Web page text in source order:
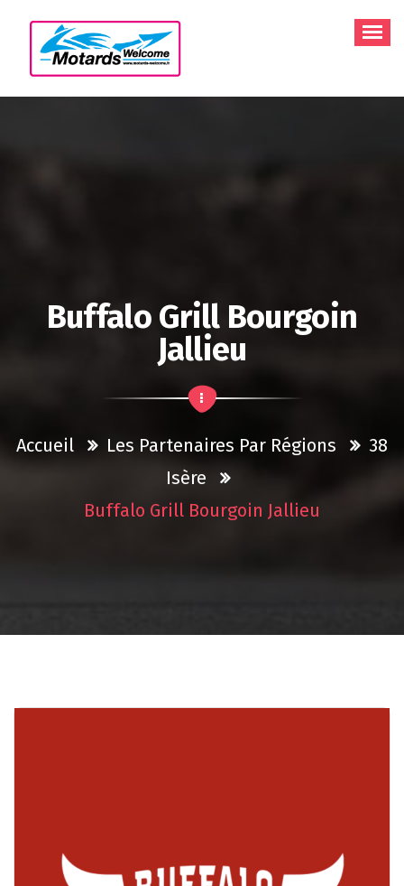
contenu
Buffalo Grill Bourgoin
Jallieu
Accueil Les Partenaires Par Régions
38
Isère
Buffalo Grill Bourgoin Jallieu